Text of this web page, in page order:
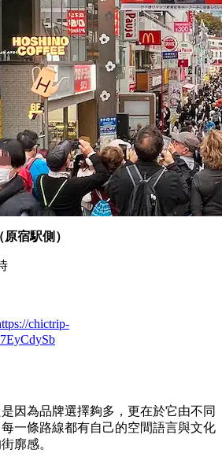
宿駅側）
chictrip-
因為品牌選擇夠多，更在於它由不同
一條路線都有自己的空間語言與文化
廓感。